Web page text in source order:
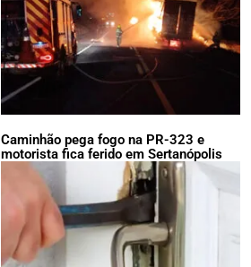
Caminhão pega fogo na PR-323 e
motorista fica ferido em Sertanópolis